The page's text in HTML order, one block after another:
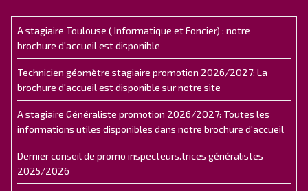
A stagiaire Toulouse ( Informatique et Foncier) : notre
brochure d'accueil est disponible
Technicien géomètre stagiaire promotion 2026/2027: La
brochure d'accueil est disponible sur notre site
A stagiaire Généraliste promotion 2026/2027: Toutes les
informations utiles disponibles dans notre brochure d'accueil
Dernier conseil de promo inspecteurs.trices généralistes
2025/2026